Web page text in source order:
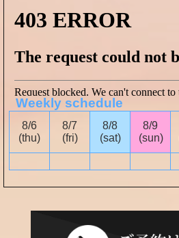
Weekly schedule
8/6
(thu)
8/7
(fri)
8/8
(sat)
8/9
(sun)